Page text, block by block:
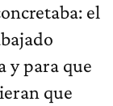
el
y para que
que